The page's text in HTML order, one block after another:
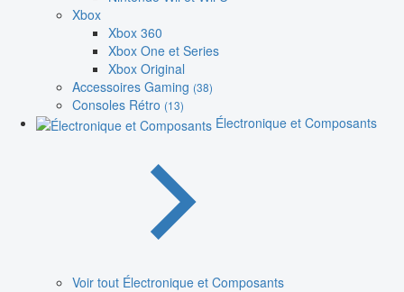
Xbox
Xbox 360
Xbox One et Series
Xbox Original
Accessoires Gaming (38)
Consoles Rétro (13)
Électronique et Composants
Voir tout Électronique et Composants